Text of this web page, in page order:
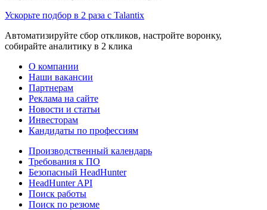
Ускорьте подбор в 2 раза с Talantix
Автоматизируйте сбор откликов, настройте воронку,
собирайте аналитику в 2 клика
О компании
Наши вакансии
Партнерам
Реклама на сайте
Новости и статьи
Инвесторам
Кандидаты по профессиям
Производственный календарь
Требования к ПО
Безопасный HeadHunter
HeadHunter API
Поиск работы
Поиск по резюме